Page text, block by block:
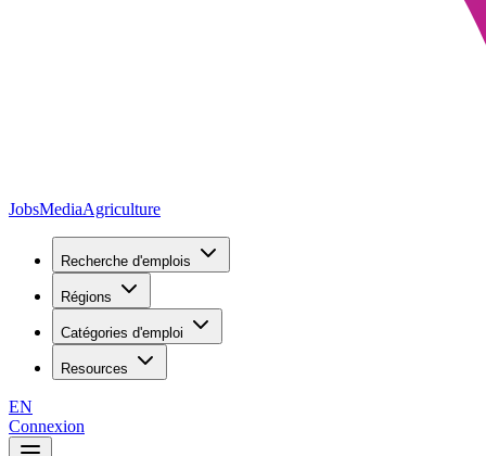
JobsMediaAgriculture
Recherche d'emplois
Régions
Catégories d'emploi
Resources
EN
Connexion